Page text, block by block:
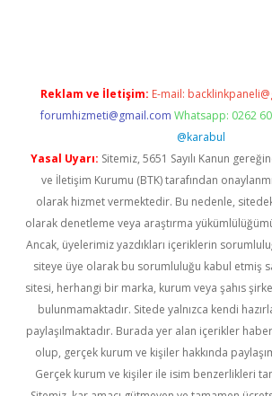
Reklam ve İletişim: E-mail:
forumhizmeti@gmail.com Whatsapp: 0262
@karabul
Yasal Uyarı: Sitemiz, 5651 Sayılı Kanun
ve İletişim Kurumu (BTK) tarafından
olarak hizmet vermektedir. Bu nedenle,
olarak denetleme veya araştırma
Ancak, üyelerimiz yazdıkları içeriklerin
siteye üye olarak bu sorumluluğu kabul etmiş
sitesi, herhangi bir marka, kurum veya şahıs
bulunmamaktadır. Sitede yalnızca kendi
paylaşılmaktadır. Burada yer alan içerikler
olup, gerçek kurum ve kişiler hakkında
Gerçek kurum ve kişiler ile isim benzerlikleri